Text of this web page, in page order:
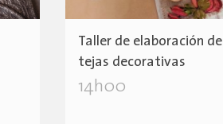
Taller de elaboración de
tejas decorativas
14h00